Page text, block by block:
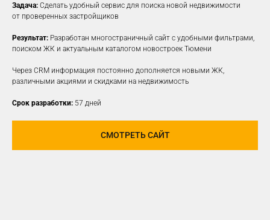
Задача: Сделать удобный сервис для поиска новой недвижимости
от проверенных застройщиков
Результат: Разработан многостраничный сайт с удобными фильтрами,
поиском ЖК и актуальным каталогом новостроек Тюмени
Через CRM информация постоянно дополняется новыми ЖК,
различными акциями и скидками на недвижимость
Срок разработки: 57 дней
СМОТРЕТЬ САЙТ